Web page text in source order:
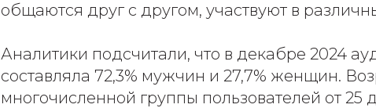
общаются друг с другом, участвуют в
Аналитики подсчитали, что в декабре 2024
составляла 72,3% мужчин и 27,7% женщин.
многочисленной группы пользователей от 25